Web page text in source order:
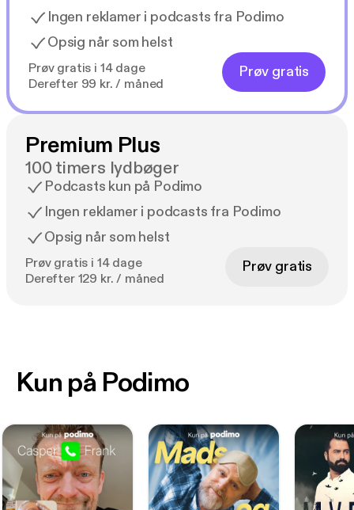
Ingen reklamer i podcasts fra Podimo
Opsig når som helst
Prøv gratis i 14 dage
Derefter 99 kr. / måned
Prøv gratis
Premium Plus
100 timers lydbøger
Podcasts kun på Podimo
Ingen reklamer i podcasts fra Podimo
Opsig når som helst
Prøv gratis i 14 dage
Derefter 129 kr. / måned
Prøv gratis
Kun på Podimo